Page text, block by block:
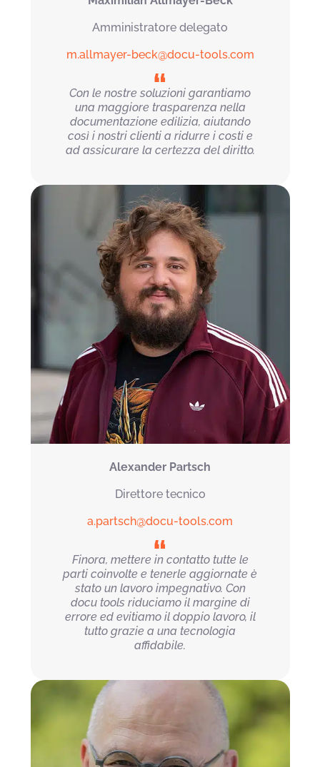
Amministratore delegato
m.allmayer-beck@docu-tools.com
Con le nostre soluzioni garantiamo
una maggiore trasparenza nella
documentazione edilizia, aiutando
così i nostri clienti a ridurre i costi e
ad assicurare la certezza del diritto.
Alexander Partsch
Direttore tecnico
a.partsch@docu-tools.com
Finora, mettere in contatto tutte le
parti coinvolte e tenerle aggiornate è
stato un lavoro impegnativo. Con
docu tools riduciamo il margine di
errore ed evitiamo il doppio lavoro, il
tutto grazie a una tecnologia
affidabile.